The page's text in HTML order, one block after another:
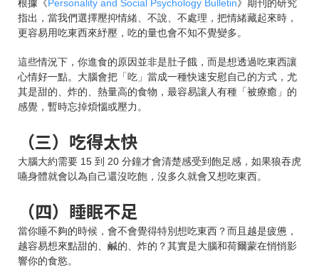
根據《Personality and Social Psychology Bulletin》期刊的研究
指出，當我們選擇壓抑情緒、不說、不處理，把情緒藏起來時，
更容易用吃東西來紓壓，吃的量也會不知不覺變多。
這些情況下，你進食的原因並非是肚子餓，而是想透過吃東西讓
心情好一點。大腦會把「吃」當成一種快速安慰自己的方式，尤
其是甜的、炸的、熱量高的食物，最容易讓人有種「被療癒」的
感覺，暫時忘掉煩惱或壓力。
（三）吃得太快
大腦大約需要 15 到 20 分鐘才會清楚感受到飽足感，如果狼吞虎
嚥身體就會以為自己還沒吃飽，沒多久就會又想吃東西。
（四）睡眠不足
當你睡不夠的時候，會不會覺得特別想吃東西？而且越是疲憊，
越容易想來點甜的、鹹的、炸的？其實是大腦和荷爾蒙在悄悄影
響你的食慾。